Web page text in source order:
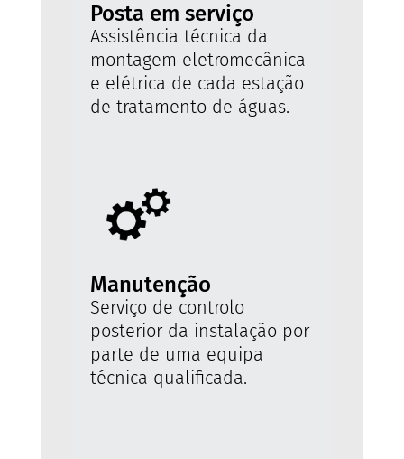
Posta em serviço
Assistência técnica da
montagem eletromecânica
e elétrica de cada estação
de tratamento de águas.
Manutenção
Serviço de controlo
posterior da instalação por
parte de uma equipa
técnica qualificada.